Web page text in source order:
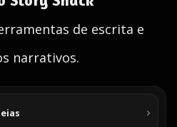
de escrita e
narrativos.